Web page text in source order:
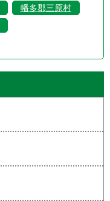
幡多郡三原村